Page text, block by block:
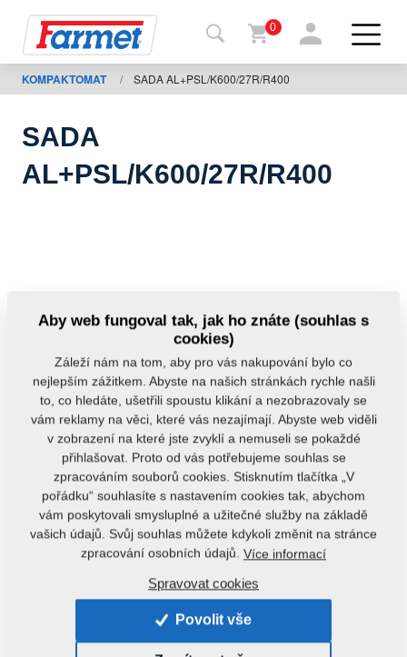
Zpět
na
shop
stažení
0
KOMPAKTOMAT / SADA AL+PSL/K600/27R/R400
SADA
AL+PSL/K600/27R/R400
3012636
Původní katalogové číslo: 3002845
Tento díl je použitelný i pro následující stroje:
Aby web fungoval tak, jak ho znáte (souhlas s
cookies)
Záleží nám na tom, aby pro vás nakupování bylo co
nejlepším zážitkem. Abyste na našich stránkách rychle našli
to, co hledáte, ušetřili spoustu klikání a nezobrazovaly se
vám reklamy na věci, které vás nezajímají. Abyste web viděli
v zobrazení na které jste zvyklí a nemuseli se pokaždé
přihlašovat. Proto od vás potřebujeme souhlas se
zpracováním souborů cookies. Stisknutím tlačítka „V
pořádku“ souhlasíte s nastavením cookies tak, abychom
vám poskytovali smysluplné a užitečné služby na základě
vašich údajů. Svůj souhlas můžete kdykoli změnit na stránce
zpracování osobních údajů. Více informací
Spravovat cookies
Povolit vše